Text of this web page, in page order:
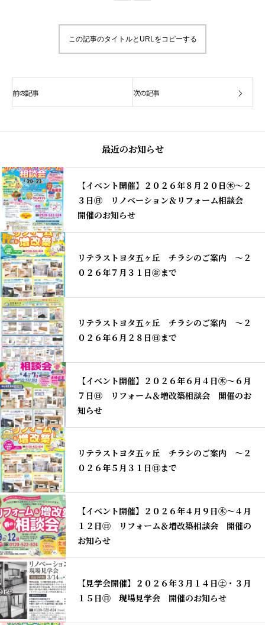
この記事のタイトルとURLをコピーする
前の記事 次の記事
最近のお知らせ
【イベント開催】２０２６年８月２０日㊍～２
３日㊐ リノベーション＆リフォーム相談会
開催のお知らせ
リテラストヨタ五ヶ丘 チラシのご案内 〜２
０２６年７月３１日㊎まで
リテラストヨタ五ヶ丘 チラシのご案内 〜２
０２６年６月２８日㊐まで
【イベント開催】２０２６年６月４日㊍～６月
７日㊐ リフォーム＆増改築相談会 開催のお
知らせ
リテラストヨタ五ヶ丘 チラシのご案内 〜２
０２６年５月３１日㊐まで
【イベント開催】２０２６年４月９日㊍～４月
１２日㊐ リフォーム＆増改築相談会 開催の
お知らせ
【見学会開催】２０２６年３月１４日㊏・３月
１５日㊐ 現場見学会 開催のお知らせ